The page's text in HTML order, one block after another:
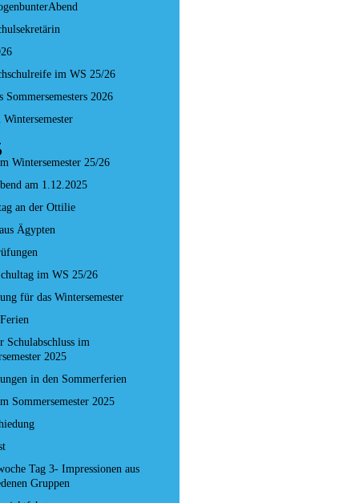
im WS 25/26
Sommersemesters 2026
Wintersemester 25/26
am 1.12.2025
an der Ottilie
Ägypten
im WS 25/26
für das Wintersemester
Schulabschluss im
2025
in den Sommerferien
Sommersemester 2025
Tag 3- Impressionen aus
Gruppen